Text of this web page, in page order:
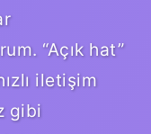
“Açık hat”
iletişim
gibi